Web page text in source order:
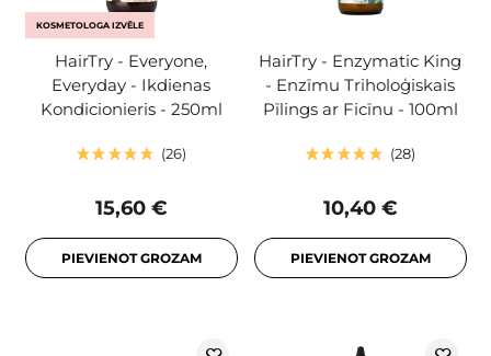
KOSMETOLOGA IZVĒLE
HairTry - Everyone,
Everyday - Ikdienas
Kondicionieris - 250ml
26
15,60 €
PIEVIENOT GROZAM
HairTry - Enzymatic King
- Enzīmu Triholoģiskais
Pīlings ar Ficīnu - 100ml
28
10,40 €
PIEVIENOT GROZAM